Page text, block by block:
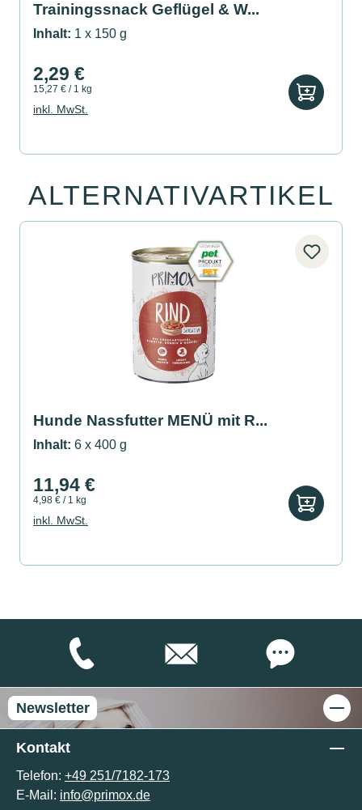
Trainingssnack Geflügel & W...
Inhalt: 1 x 150 g
2,29 €
15,27 € / 1 kg
inkl. MwSt.
Produktgalerie überspringen
ALTERNATIVARTIKEL
Hunde Nassfutter MENÜ mit R...
Inhalt: 6 x 400 g
11,94 €
4,98 € / 1 kg
inkl. MwSt.
Newsletter
Kontakt
Telefon: +49 251/7182-173
E-Mail: info@primox.de